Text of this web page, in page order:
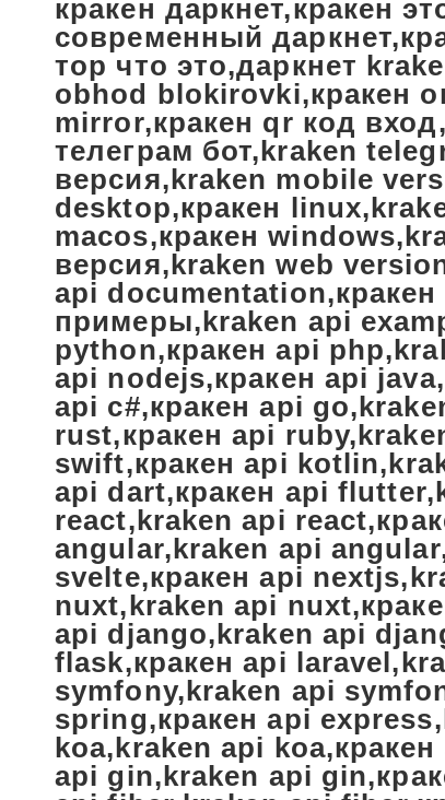
кракен даркнет,кракен
современный
тор что это,даркнет
obhod blokirovki,кракен
mirror,кракен qr код
телеграм бот,kraken
версия,kraken mobile
desktop,кракен
macos,кракен
версия,kraken web
api
примеры,kraken api
python,кракен api
api nodejs,кракен api
api c#,кракен api
rust,кракен api
swift,кракен api
api dart,кракен api
react,kraken api
angular,kraken api
svelte,кракен api
nuxt,kraken api
api django,kraken api
flask,кракен api
symfony,kraken api
spring,кракен api
koa,kraken api
api gin,kraken api